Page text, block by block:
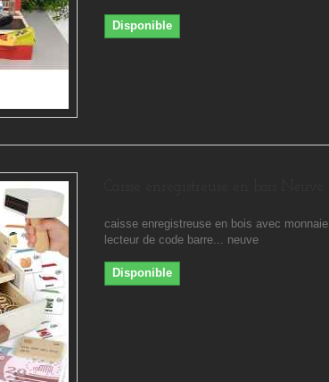
Disponible
caisse enregistreuse en bois avec monnaie,
lecteur de code barre... neuve
Disponible